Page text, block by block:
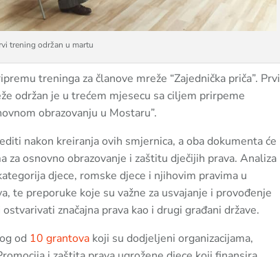
trening održan u martu
treninga za članove mreže “Zajednička priča”. Prvi
održan je u trećem mjesecu sa ciljem prirpeme
obrazovanju u Mostaru”.
nakon kreiranja ovih smjernica, a oba dokumenta će
za osnovno obrazovanje i zaštitu dječijih prava. Analiza
djece, romske djece i njihovim pravima u
te preporuke koje su važne za usvajanje i provođenje
značajna prava kao i drugi građani države.
od 10 grantova koji su dodjeljeni organizacijama,